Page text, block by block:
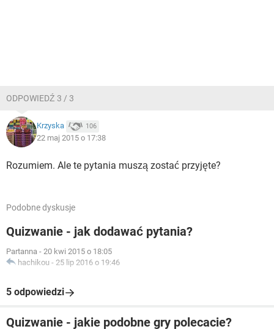
ODPOWIEDŹ 3 / 3
Krzyska 106
22 maj 2015 o 17:38
Rozumiem. Ale te pytania muszą zostać przyjęte?
Podobne dyskusje
Quizwanie - jak dodawać pytania?
Partanna - 20 kwi 2015 o 18:05
hachikou - 25 lip 2016 o 19:46
5 odpowiedzi
Quizwanie - jakie podobne gry polecacie?